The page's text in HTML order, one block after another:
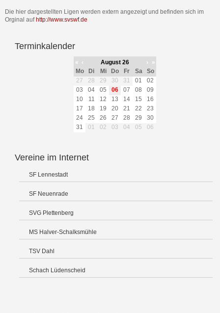
Die hier dargestellten Ligen werden extern angezeigt und befinden sich im
Orginal auf http://www.svswf.de
Terminkalender
« ‹ August 26 ›
»
Mo
Di Mi Do Fr Sa
So
27
28 29 30 31 01
02
03
04 05 06 07 08
09
10
11 12 13 14 15
16
17
18 19 20 21 22
23
24
25 26 27 28 29
30
31
01 02 03 04 05 06
Vereine im Internet
SF Lennestadt
SF Neuenrade
SVG Plettenberg
MS Halver-Schalksmühle
TSV Dahl
Schach Lüdenscheid